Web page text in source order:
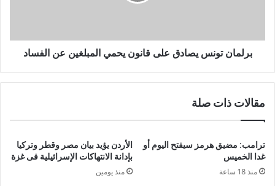
برلمان تونس يصادق على قانون يحمي المبلغين عن الفساد
مقالات ذات صلة
ترامب: مضيق هرمز سيفتح اليوم أو
غدا الخميس
منذ 18 ساعة
الأردن يؤيد بيان مصر وقطر وتركيا
بإدانة الانتهاكات الإسرائيلية فى غزة
منذ يومين